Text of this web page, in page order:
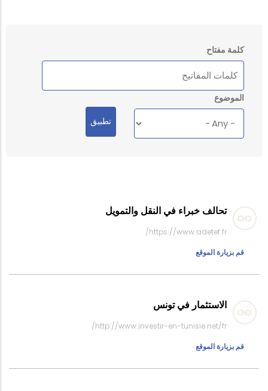
كلمة مفتاح
الموضوع
تحالف خبراء في النقل والتمويل
https://www.adetef.fr/
قم بزيارة الموقع
الاستثمار في تونس
http://www.investir-en-tunisie.net/fr/
قم بزيارة الموقع